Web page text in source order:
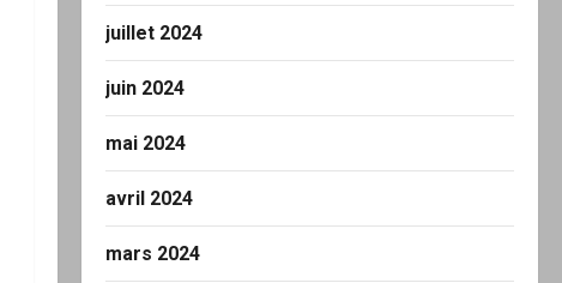
juillet 2024
juin 2024
mai 2024
avril 2024
mars 2024